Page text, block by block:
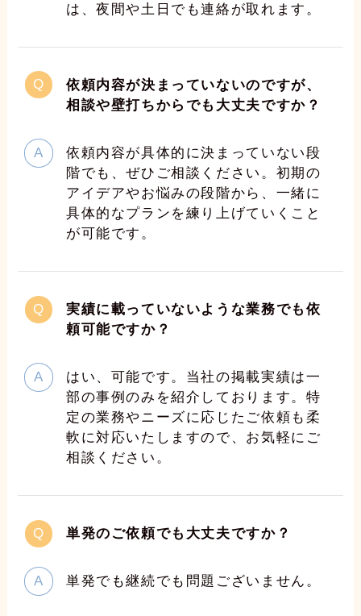
は、夜間や土日でも連絡が取れます。
依頼内容が決まっていないのですが、
相談や壁打ちからでも大丈夫ですか？
依頼内容が具体的に決まっていない段
階でも、ぜひご相談ください。初期の
アイデアやお悩みの段階から、一緒に
具体的なプランを練り上げていくこと
が可能です。
実績に載っていないような業務でも依
頼可能ですか？
はい、可能です。当社の掲載実績は一
部の事例のみを紹介しております。特
定の業務やニーズに応じたご依頼も柔
軟に対応いたしますので、お気軽にご
相談ください。
単発のご依頼でも大丈夫ですか？
単発でも継続でも問題ございません。